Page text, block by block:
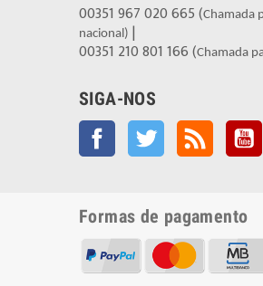
00351 967 020 665 (Chamada
nacional) |
00351 210 801 166 (Chamada
SIGA-NOS
Facebook Twitter Rss
Formas de pagamento